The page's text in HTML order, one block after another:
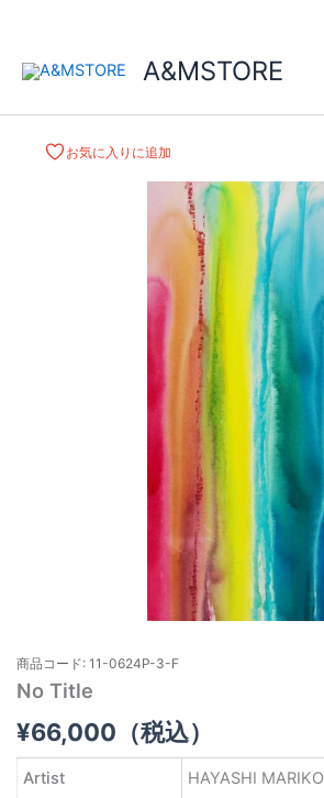
A&MSTORE
お気に入りに追加
商品コード: 11-0624P-3-F
No Title
¥66,000 （税込）
Artist HAYASHI MARIKO